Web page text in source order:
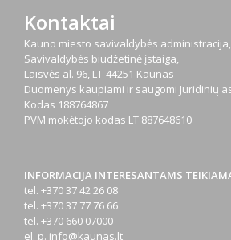
Kontaktai
Kauno miesto savivaldybės administracija,
Savivaldybės biudžetinė įstaiga,
Laisvės al. 96, LT-44251 Kaunas
Duomenys kaupiami ir saugomi Juridinių
Kodas 188764867
PVM mokėtojo kodas LT 887648610
INFORMACIJA INTERESANTAMS
tel. +370 37 42 26 08
tel. +370 37 77 76 66
tel. +370 660 07000
el. p. info@kaunas.lt